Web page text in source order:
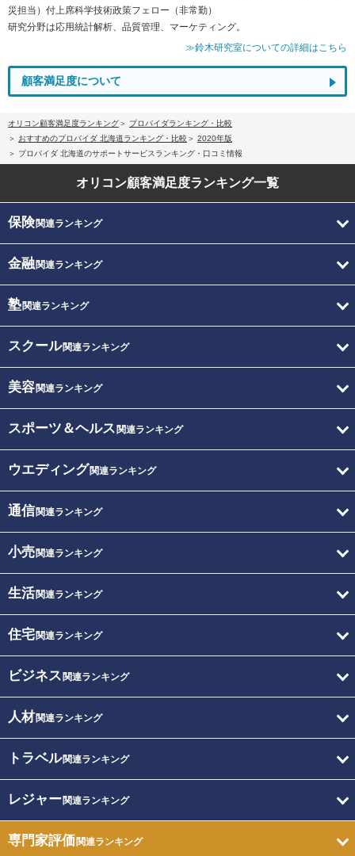
災担当）付上席科学技術政策フェロー（非常勤）
研究分野は応用統計解析、品質管理、マーケティング。
≫鈴木研究室についての詳細はこちら
顧客満足度について
オリコン顧客満足度ランキング
プロバイダランキング・比較
おすすめのプロバイダ 北海道ランキング・比較
2020年版
プロバイダ 北海道のサポートサービスランキング・口コミ情報
オリコン顧客満足度ランキング一覧
保険関連ランキング
金融関連ランキング
塾関連ランキング
スクール関連ランキング
美容関連ランキング
スポーツ＆ヘルス 関連ランキング
ウエディング関連ランキング
通信関連ランキング
小売関連ランキング
生活関連ランキング
住宅関連ランキング
ビジネス 関連ランキング
人材関連ランキング
トラベル関連ランキング
レジャー関連ランキング
専門家評価関連ランキング